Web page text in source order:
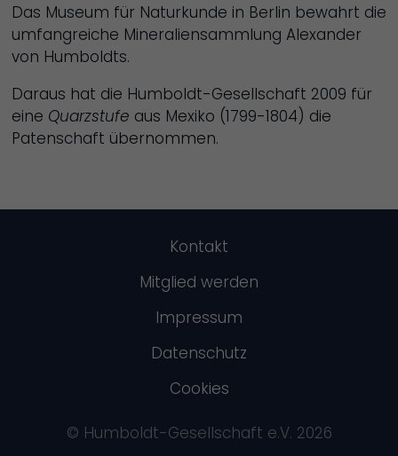
Das Museum für Naturkunde in Berlin bewahrt die
umfangreiche Mineraliensammlung Alexander
von Humboldts.
Daraus hat die Humboldt-Gesellschaft 2009 für
eine Quarzstufe aus Mexiko (1799-1804) die
Patenschaft übernommen.
Kontakt
Mitglied werden
Impressum
Datenschutz
Cookies
© Humboldt-Gesellschaft e.V. 2026